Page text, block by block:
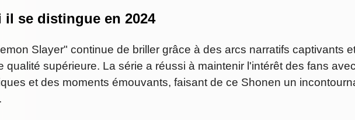
il se distingue en 2024
Slayer" continue de briller grâce à des arcs narratifs captivants
qualité supérieure. La série a réussi à maintenir l'intérêt des fans
et des moments émouvants, faisant de ce Shonen un